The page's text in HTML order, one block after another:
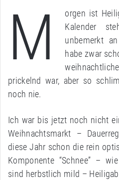
M
orgen ist
Kalender
unbemerkt
habe zwar
prickelnd war, aber so
noch nie.
Ich war bis jetzt noch nicht
Weihnachtsmarkt –
diese Jahr schon die rein
Komponente “Schnee” –
sind herbstlich mild –